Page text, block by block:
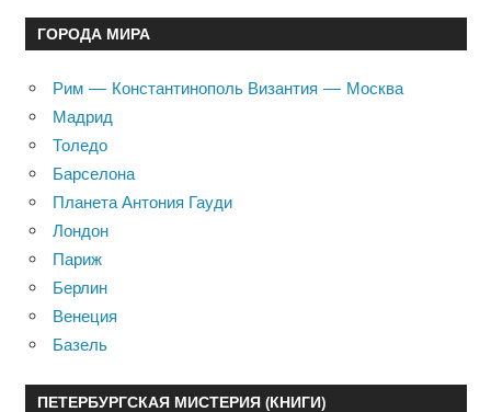
ГОРОДА МИРА
Рим — Константинополь Византия — Москва
Мадрид
Толедо
Барселона
Планета Антония Гауди
Лондон
Париж
Берлин
Венеция
Базель
ПЕТЕРБУРГСКАЯ МИСТЕРИЯ (КНИГИ)